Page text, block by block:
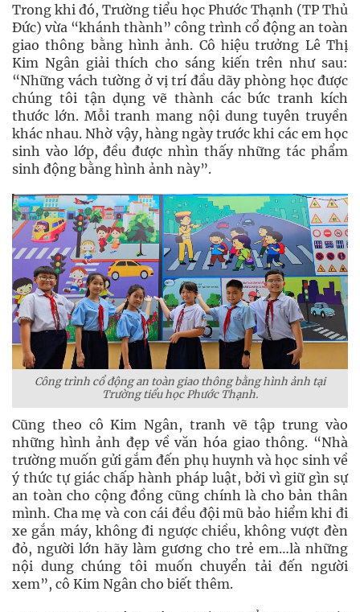
Trong khi đó, Trường tiểu học Phước Thạnh (TP Thủ
Đức) vừa “khánh thành” công trình cổ động an toàn
giao thông bằng hình ảnh. Cô hiệu trưởng Lê Thị
Kim Ngân giải thích cho sáng kiến trên như sau:
“Những vách tường ở vị trí đầu dãy phòng học được
chúng tôi tận dụng vẽ thành các bức tranh kích
thước lớn. Mỗi tranh mang nội dung tuyên truyền
khác nhau. Nhờ vậy, hàng ngày trước khi các em học
sinh vào lớp, đều được nhìn thấy những tác phẩm
sinh động bằng hình ảnh này”.
Công trình cổ động an toàn giao thông bằng hình ảnh tại
Trường tiểu học Phước Thạnh.
Cũng theo cô Kim Ngân, tranh vẽ tập trung vào
những hình ảnh đẹp về văn hóa giao thông. “Nhà
trường muốn gửi gắm đến phụ huynh và học sinh về
ý thức tự giác chấp hành pháp luật, bởi vì giữ gìn sự
an toàn cho cộng đồng cũng chính là cho bản thân
mình. Cha mẹ và con cái đều đội mũ bảo hiểm khi đi
xe gắn máy, không đi ngược chiều, không vượt đèn
đỏ, người lớn hãy làm gương cho trẻ em…là những
nội dung chúng tôi muốn chuyển tải đến người
xem”, cô Kim Ngân cho biết thêm.